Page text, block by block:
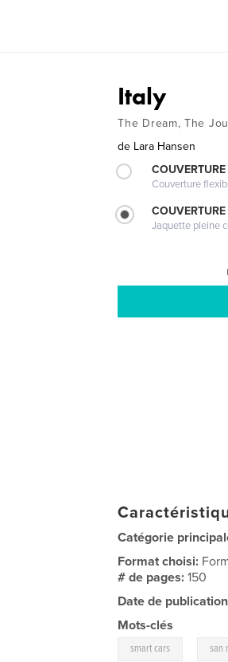
Italy
The Dream, The
de Lara Hansen
Couverture
Jaquette pleine
Catégorie
Format choisi:
# de pages:150
Date de
Mots-clés
smart cars san